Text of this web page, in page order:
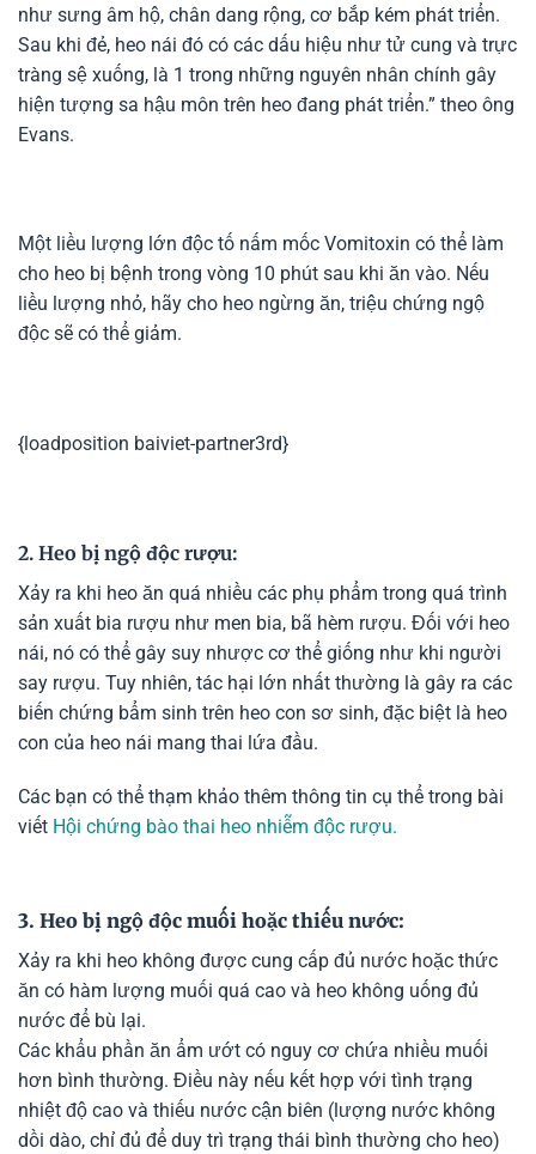
như sưng âm hộ, chân dang rộng, cơ bắp kém phát triển.
Sau khi đẻ, heo nái đó có các dấu hiệu như tử cung và trực
tràng sệ xuống, là 1 trong những nguyên nhân chính gây
hiện tượng sa hậu môn trên heo đang phát triển.” theo ông
Evans.
Một liều lượng lớn độc tố nấm mốc Vomitoxin có thể làm
cho heo bị bệnh trong vòng 10 phút sau khi ăn vào. Nếu
liều lượng nhỏ, hãy cho heo ngừng ăn, triệu chứng ngộ
độc sẽ có thể giảm.
{loadposition baiviet-partner3rd}
2. Heo bị ngộ độc rượu:
Xảy ra khi heo ăn quá nhiều các phụ phẩm trong quá trình
sản xuất bia rượu như men bia, bã hèm rượu. Đối với heo
nái, nó có thể gây suy nhược cơ thể giống như khi người
say rượu. Tuy nhiên, tác hại lớn nhất thường là gây ra các
biến chứng bẩm sinh trên heo con sơ sinh, đặc biệt là heo
con của heo nái mang thai lứa đầu.
Các bạn có thể thạm khảo thêm thông tin cụ thể trong bài
viết Hội chứng bào thai heo nhiễm độc rượu.
3. Heo bị ngộ độc muối hoặc thiếu nước:
Xảy ra khi heo không được cung cấp đủ nước hoặc thức
ăn có hàm lượng muối quá cao và heo không uống đủ
nước để bù lại.
Các khẩu phần ăn ẩm ướt có nguy cơ chứa nhiều muối
hơn bình thường. Điều này nếu kết hợp với tình trạng
nhiệt độ cao và thiếu nước cận biên (lượng nước không
dồi dào, chỉ đủ để duy trì trạng thái bình thường cho heo)